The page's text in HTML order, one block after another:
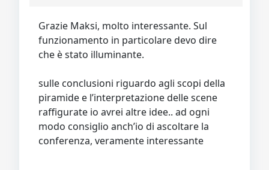
Grazie Maksi, molto interessante. Sul
funzionamento in particolare devo dire
che è stato illuminante.
sulle conclusioni riguardo agli scopi della
piramide e l’interpretazione delle scene
raffigurate io avrei altre idee.. ad ogni
modo consiglio anch’io di ascoltare la
conferenza, veramente interessante